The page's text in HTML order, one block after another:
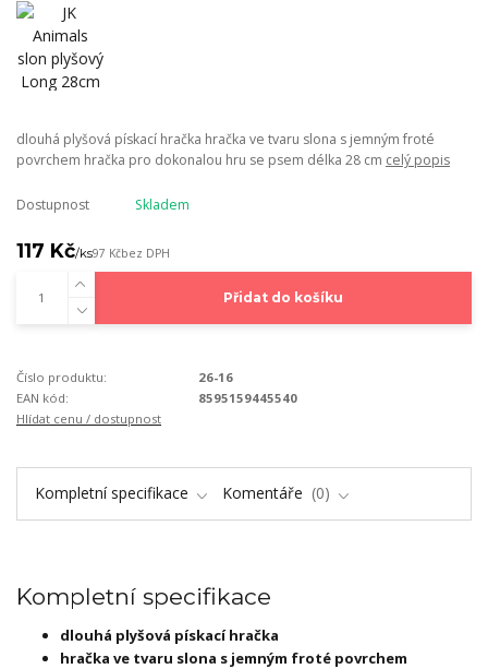
dlouhá plyšová pískací hračka hračka ve tvaru slona s jemným froté
povrchem hračka pro dokonalou hru se psem délka 28 cm celý popis
Dostupnost Skladem
117 Kč/ks97 Kčbez DPH
Přidat do košíku
Číslo produktu:
26-16
EAN kód:
8595159445540
Hlídat cenu / dostupnost
Kompletní specifikace Komentáře 0
Kompletní specifikace
dlouhá plyšová pískací hračka
hračka ve tvaru slona s jemným froté povrchem